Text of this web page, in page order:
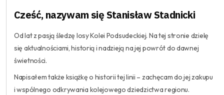
Cześć, nazywam się Stanisław Stadnicki
Od lat z pasją śledzę losy Kolei Podsudeckiej. Na tej stronie dzielę
się aktualnościami, historią i nadzieją na jej powrót do dawnej
świetności.
Napisałem także książkę o historii tej linii – zachęcam do jej zakupu
i wspólnego odkrywania kolejowego dziedzictwa regionu.